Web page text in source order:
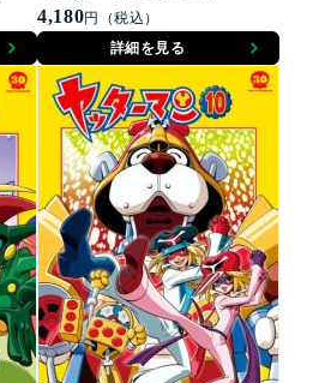
4,180円（税込）
詳細を見る